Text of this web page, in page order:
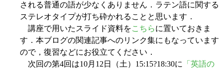
される普通の語が少なくありません．ラテン語に関する
ステレオタイプが打ち砕かれることと思います．
講座で用いたスライド資料をこちらに置いておきま
す．本ブログの関連記事へのリンク集にもなっています
ので，復習などにお役立てください．
次回の第4回は10月12日（土）15:15?18:30に 「英語の